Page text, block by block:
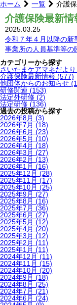
ホーム 一覧 介護
介護保険最新
2025.03.25
令和７年４月以降の新
事業所の人員基準等の
カテゴリーから探す
さいたまケアマネだより
介護保険最新情報 (577)
他団体からのお知らせ
研修関連 (153)
法定外研修 (2)
法定研修 (136)
過去の投稿から探す
2026年8月 (3)
2026年7月 (18)
2026年6月 (23)
2026年5月 (10)
2026年4月 (18)
2026年3月 (27)
2026年2月 (13)
2026年1月 (16)
2025年12月 (28)
2025年11月 (17)
2025年10月 (25)
2025年9月 (27)
2025年8月 (16)
2025年7月 (36)
2025年6月 (27)
2025年5月 (12)
2025年4月 (20)
2025年3月 (12)
2025年2月 (11)
2025年1月 (11)
2024年12月 (11)
2024年11月 (15)
2024年10月 (20)
2024年9月 (18)
2024年8月 (25)
2024年7月 (21)
2024年6月 (24)